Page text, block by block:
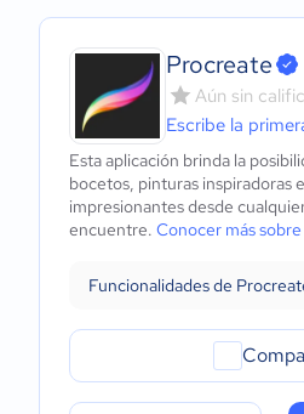
Procreate
Aún sin
Escribe la
Esta aplicación brinda la
bocetos, pinturas inspiradoras
impresionantes desde
encuentre. Conocer más
Funcionalidades de